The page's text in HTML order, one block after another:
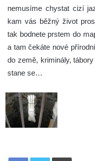
nemusíme chystat cizí
kam vás běžný život
tak bodnete prstem do
a tam čekáte nové
do země, kriminály,
stane se…
Tisknout